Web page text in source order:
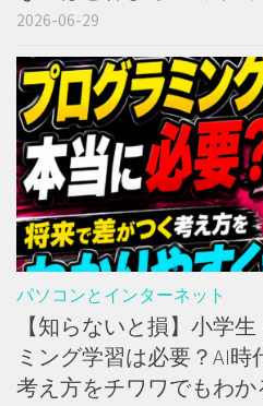
2026-06-29
パソコンとインターネット
【知らないと損】小学
ミング学習は必要？AI
考え方をチワワでもわか